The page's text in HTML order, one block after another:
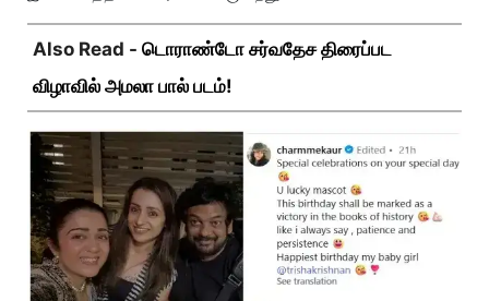
Also Read - டொராண்டோ சர்வதேச திரைப்பட
விழாவில் அமலா பால் படம்!